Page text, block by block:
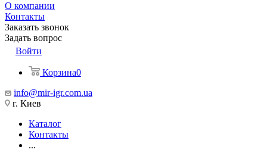
О компании
Контакты
Заказать звонок
Задать вопрос
Войти
Корзина0
info@mir-igr.com.ua
г. Киев
Каталог
Контакты
...